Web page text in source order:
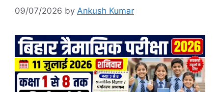
09/07/2026 by Ankush Kumar